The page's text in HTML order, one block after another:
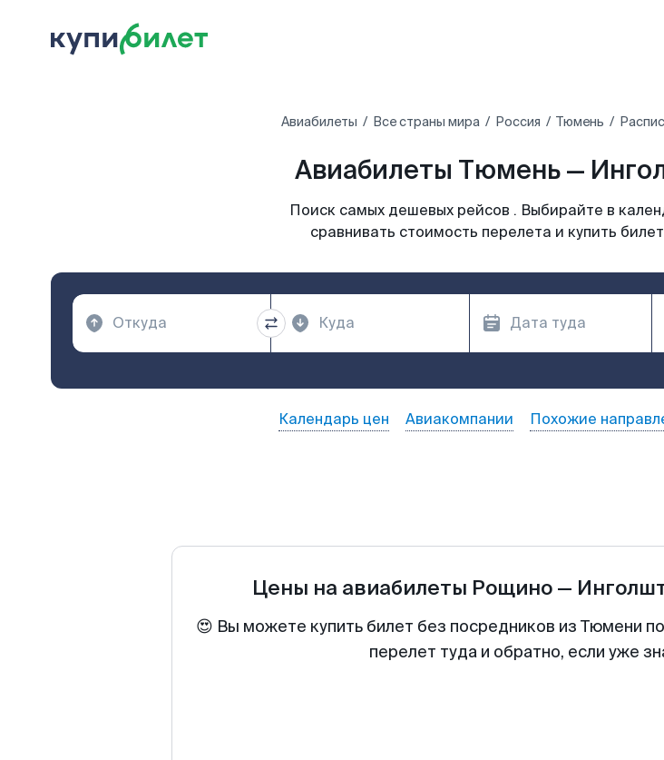
Авиабилеты Все страны мира Россия Тюмень
Авиабилеты Тюмень —
Поиск самых дешевых рейсов . Выбирайте в
сравнивать стоимость перелета и купить
Календарь цен Авиакомпании Похожие
Цены на авиабилеты Рощино —
😍 Вы можете купить билет без посредников из Тюмени
перелет туда и обратно, если уже